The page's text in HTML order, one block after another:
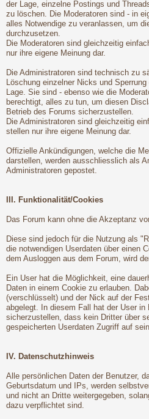
der Lage, einzelne Postings und
zu löschen. Die Moderatoren sind - in
alles Notwendige zu veranlassen, um
durchzusetzen.
Die Moderatoren sind gleichzeitig
nur ihre eigene Meinung dar.
Die Administratoren sind technisch zu
Löschung einzelner Nicks und
Lage. Sie sind - ebenso wie die
berechtigt, alles zu tun, um diesen
Betrieb des Forums sicherzustellen.
Die Administratoren sind gleichzeitig
stellen nur ihre eigene Meinung dar.
Offizielle Ankündigungen, welche die
darstellen, werden ausschliesslich als
Administratoren gepostet.
III. Funktionalität/Cookies
Das Forum kann ohne die Akzeptanz
Diese sind jedoch für die Nutzung als
die notwendigen Userdaten über einen
dem Ausloggen aus dem Forum, wird
Ein User hat die Möglichkeit, eine
Daten in einem Cookie zu erlauben.
(verschlüsselt) und der Nick auf der
abgelegt. In diesem Fall hat der User in
sicherzustellen, dass kein Dritter über
gespeicherten Userdaten Zugriff auf
IV. Datenschutzhinweis
Alle persönlichen Daten der Benutzer,
Geburtsdatum und IPs, werden
und nicht an Dritte weitergegeben,
dazu verpflichtet sind.